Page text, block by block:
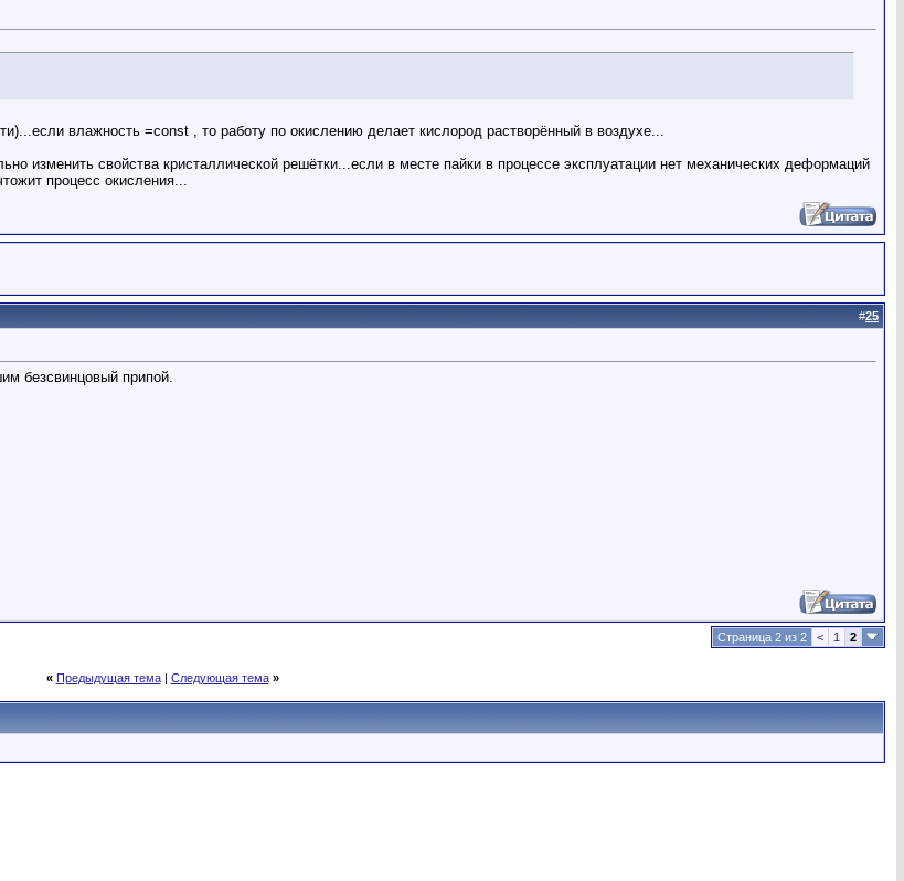
влажность =const , то работу по окислению делает кислород растворённый в воздухе...
изменить свойства кристаллической решётки...если в месте пайки в процессе эксплуатации нет механических деформаций
процесс окисления...
#25
безсвинцовый припой.
Страница 2 из 2 < 1 2
« Предыдущая тема| Следующая тема »